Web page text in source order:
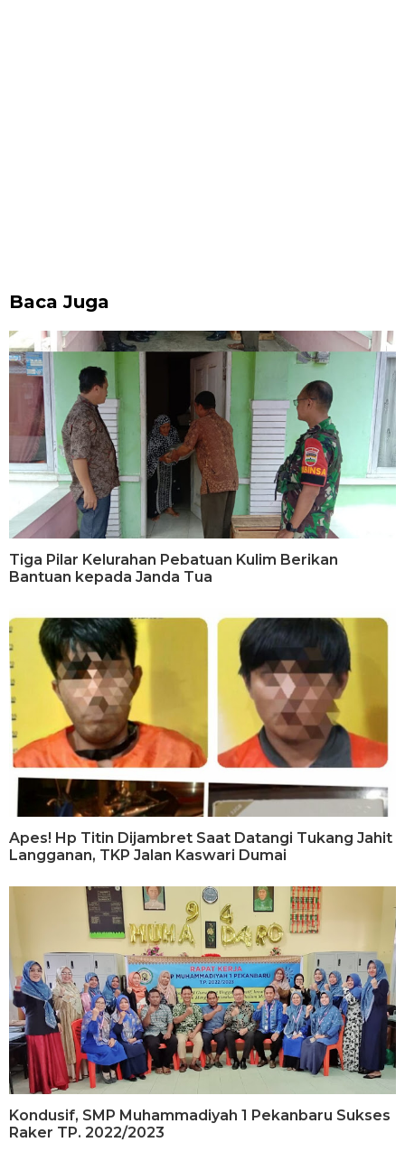
Baca Juga
Tiga Pilar Kelurahan Pebatuan Kulim Berikan
Bantuan kepada Janda Tua
Apes! Hp Titin Dijambret Saat Datangi Tukang Jahit
Langganan, TKP Jalan Kaswari Dumai
Kondusif, SMP Muhammadiyah 1 Pekanbaru Sukses
Raker TP. 2022/2023